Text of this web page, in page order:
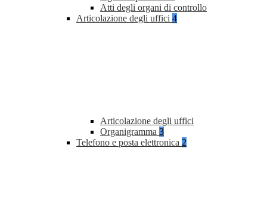
Atti degli organi di controllo
Articolazione degli uffici 4
Articolazione degli uffici
Organigramma 3
Telefono e posta elettronica 2